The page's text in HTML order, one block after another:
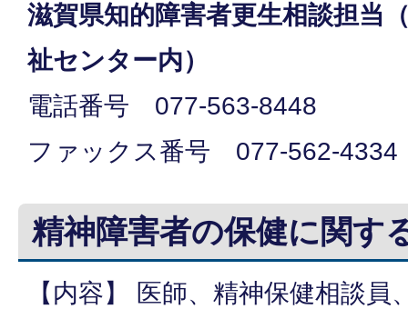
滋賀県知的障害者更生相談担当
祉センター内）
電話番号 077-563-8448
ファックス番号 077-562-4334
精神障害者の保健に関す
【内容】 医師、精神保健相談